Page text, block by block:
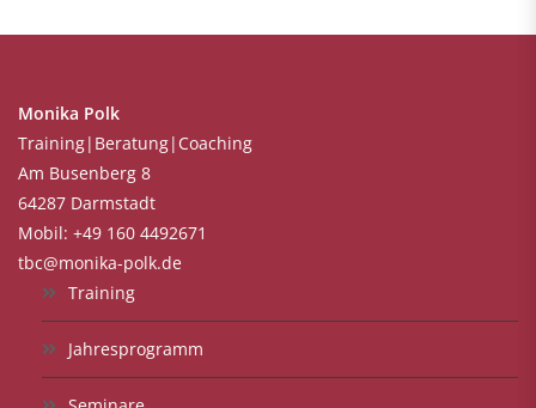
Monika Polk
Training|Beratung|Coaching
Am Busenberg 8
64287 Darmstadt
Mobil: +49 160 4492671
tbc@monika-polk.de
Training
Jahresprogramm